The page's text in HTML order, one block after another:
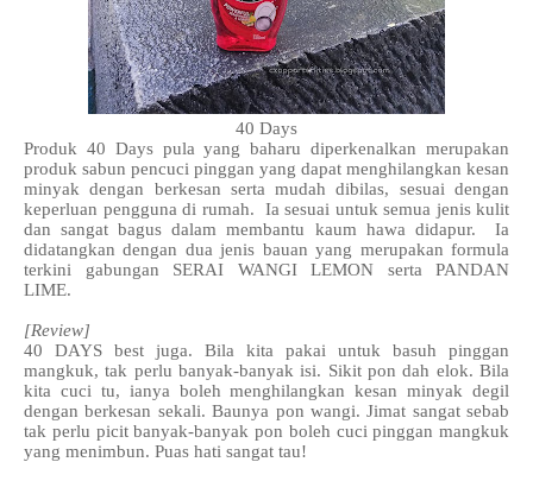
40 Days
Produk 40 Days pula yang baharu diperkenalkan merupakan
produk sabun pencuci pinggan yang dapat menghilangkan kesan
minyak dengan berkesan serta mudah dibilas, sesuai dengan
keperluan pengguna di rumah. Ia sesuai untuk semua jenis kulit
dan sangat bagus dalam membantu kaum hawa didapur. Ia
didatangkan dengan dua jenis bauan yang merupakan formula
terkini gabungan SERAI WANGI LEMON serta PANDAN
LIME.
[Review]
40 DAYS best juga. Bila kita pakai untuk basuh pinggan
mangkuk, tak perlu banyak-banyak isi. Sikit pon dah elok. Bila
kita cuci tu, ianya boleh menghilangkan kesan minyak degil
dengan berkesan sekali. Baunya pon wangi. Jimat sangat sebab
tak perlu picit banyak-banyak pon boleh cuci pinggan mangkuk
yang menimbun. Puas hati sangat tau!